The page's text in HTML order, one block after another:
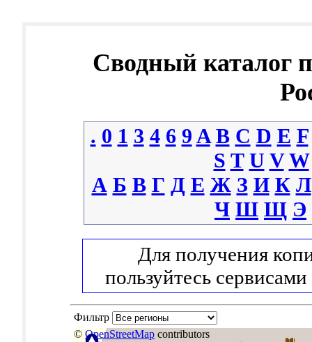
Сводный каталог
. 0 1 3 4 6 9 A B C D E F
S T U V W
А Б В Г Д Е Ж З И К Л
Ч Ш Щ Э
Для получения
пользуйтесь сервисами
Фильтр
© OpenStreetMap contributors